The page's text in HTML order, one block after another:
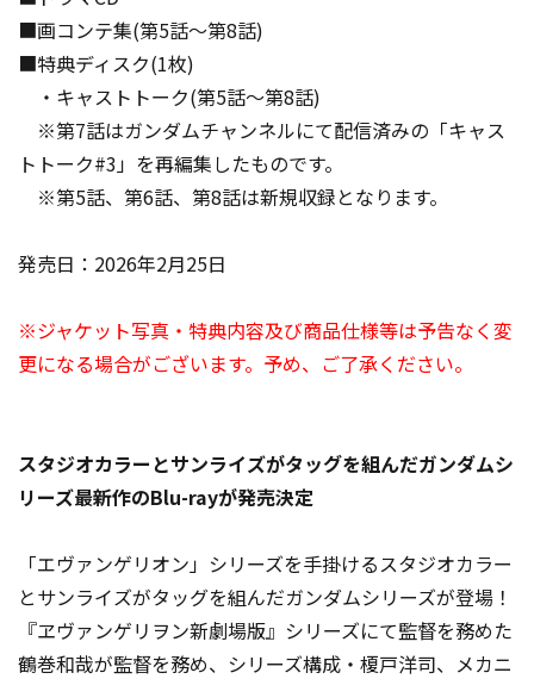
■画コンテ集(第5話～第8話)
■特典ディスク(1枚)
・キャストトーク(第5話～第8話)
※第7話はガンダムチャンネルにて配信済みの「キャス
トトーク#3」を再編集したものです。
※第5話、第6話、第8話は新規収録となります。
発売日：2026年2月25日
※ジャケット写真・特典内容及び商品仕様等は予告なく変
更になる場合がございます。予め、ご了承ください。
スタジオカラーとサンライズがタッグを組んだガンダムシ
リーズ最新作のBlu-rayが発売決定
「エヴァンゲリオン」シリーズを手掛けるスタジオカラー
とサンライズがタッグを組んだガンダムシリーズが登場！
『ヱヴァンゲリヲン新劇場版』シリーズにて監督を務めた
鶴巻和哉が監督を務め、シリーズ構成・榎戸洋司、メカニ